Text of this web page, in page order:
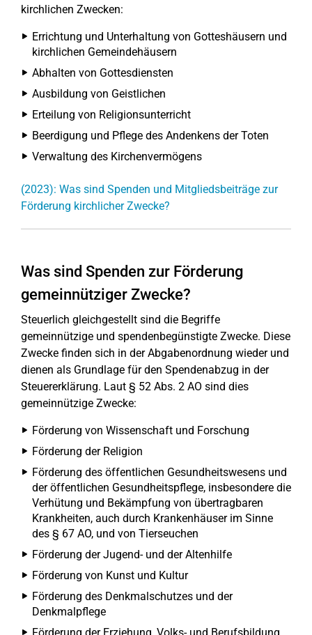
kirchlichen Zwecken:
Errichtung und Unterhaltung von Gotteshäusern und
kirchlichen Gemeindehäusern
Abhalten von Gottesdiensten
Ausbildung von Geistlichen
Erteilung von Religionsunterricht
Beerdigung und Pflege des Andenkens der Toten
Verwaltung des Kirchenvermögens
(2023): Was sind Spenden und Mitgliedsbeiträge zur
Förderung kirchlicher Zwecke?
Was sind Spenden zur Förderung
gemeinnütziger Zwecke?
Steuerlich gleichgestellt sind die Begriffe
gemeinnützige und spendenbegünstigte Zwecke. Diese
Zwecke finden sich in der Abgabenordnung wieder und
dienen als Grundlage für den Spendenabzug in der
Steuererklärung. Laut § 52 Abs. 2 AO sind dies
gemeinnützige Zwecke:
Förderung von Wissenschaft und Forschung
Förderung der Religion
Förderung des öffentlichen Gesundheitswesens und
der öffentlichen Gesundheitspflege, insbesondere die
Verhütung und Bekämpfung von übertragbaren
Krankheiten, auch durch Krankenhäuser im Sinne
des § 67 AO, und von Tierseuchen
Förderung der Jugend- und der Altenhilfe
Förderung von Kunst und Kultur
Förderung des Denkmalschutzes und der
Denkmalpflege